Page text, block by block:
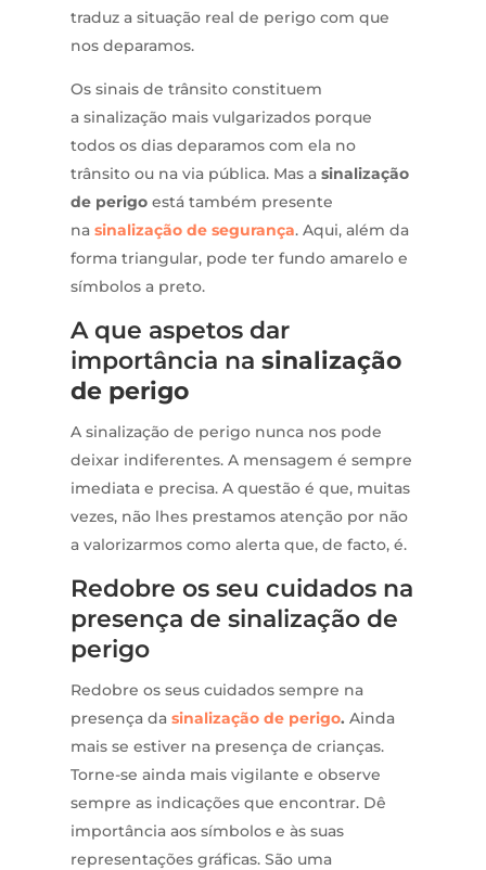
traduz a situação real de perigo com que
nos deparamos.
Os sinais de trânsito constituem
a sinalização mais vulgarizados porque
todos os dias deparamos com ela no
trânsito ou na via pública. Mas a sinalização
de perigo está também presente
na sinalização de segurança. Aqui, além da
forma triangular, pode ter fundo amarelo e
símbolos a preto.
A que aspetos dar
importância na sinalização
de perigo
A sinalização de perigo nunca nos pode
deixar indiferentes. A mensagem é sempre
imediata e precisa. A questão é que, muitas
vezes, não lhes prestamos atenção por não
a valorizarmos como alerta que, de facto, é.
Redobre os seu cuidados na
presença de sinalização de
perigo
Redobre os seus cuidados sempre na
presença da sinalização de perigo. Ainda
mais se estiver na presença de crianças.
Torne-se ainda mais vigilante e observe
sempre as indicações que encontrar. Dê
importância aos símbolos e às suas
representações gráficas. São uma